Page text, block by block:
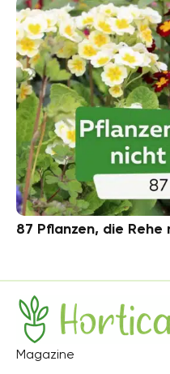
87 Pflanzen, die
Hortica
Magazine